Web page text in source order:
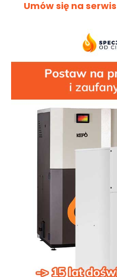
Umów się na